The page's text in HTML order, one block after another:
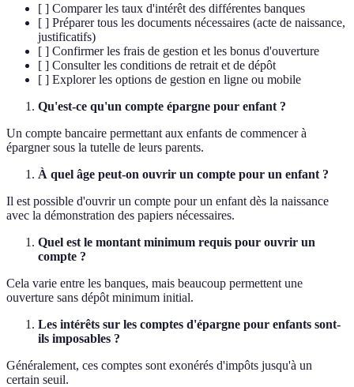
[ ] Comparer les taux d'intérêt des différentes banques
[ ] Préparer tous les documents nécessaires (acte de naissance,
justificatifs)
[ ] Confirmer les frais de gestion et les bonus d'ouverture
[ ] Consulter les conditions de retrait et de dépôt
[ ] Explorer les options de gestion en ligne ou mobile
Qu'est-ce qu'un compte épargne pour enfant ?
Un compte bancaire permettant aux enfants de commencer à
épargner sous la tutelle de leurs parents.
À quel âge peut-on ouvrir un compte pour un enfant ?
Il est possible d'ouvrir un compte pour un enfant dès la naissance
avec la démonstration des papiers nécessaires.
Quel est le montant minimum requis pour ouvrir un
compte ?
Cela varie entre les banques, mais beaucoup permettent une
ouverture sans dépôt minimum initial.
Les intérêts sur les comptes d'épargne pour enfants sont-
ils imposables ?
Généralement, ces comptes sont exonérés d'impôts jusqu'à un
certain seuil.